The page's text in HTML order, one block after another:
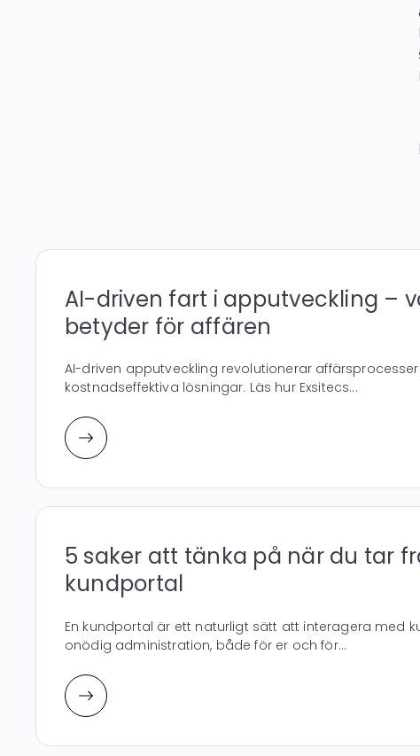
AI-driven fart i apputveckling –
betyder för affären
AI-driven apputveckling revolutionerar
kostnadseffektiva lösningar. Läs hur Exsitecs...
5 saker att tänka på när du tar
kundportal
En kundportal är ett naturligt sätt att interagera med
onödig administration, både för er och för...